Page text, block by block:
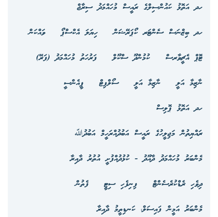
ހދ އަތޮޅު ކައުންސިލްގެ ރައީސް މުހައްމަދު ސިރާޖް
ހދ ބިޒްނަސް ސެންޓަރ ކޯޕަރޭޝަން
ހިޔަލަ އެކްސްޕޯ
ވައްކަން
ޓޮޕް އެޗީވާރސް
ކުމުންދޫ ސްކޫލް
ފަރުހަތު މުހައްމަދު (ފަރޭ)
ނާޒިމާ އަލީ
ނާޒިމާ އަލީ ސޯލްފިޓް
ޕީއެންސީ
ހދ އަތޮޅު ޕޮލިސް
ރައްޔިތުން މަޖިލީހުގެ ރައީސް އަބުދުއްރަހީމް އަބުދުﷲ
މެންބަރު މުހައްމަދު ދާއޫދު - ކުޅުދުއްފުށީ އުތުރު ދާއިރާ
ދިވެހި ރެޑްކުރެސެންޓް
ފިނިފެހި ސިޓީ
ފެތުން
މެންބަރު އަމީން ފައިސަލް، ކަނޑިތީމު ދާއިރާ